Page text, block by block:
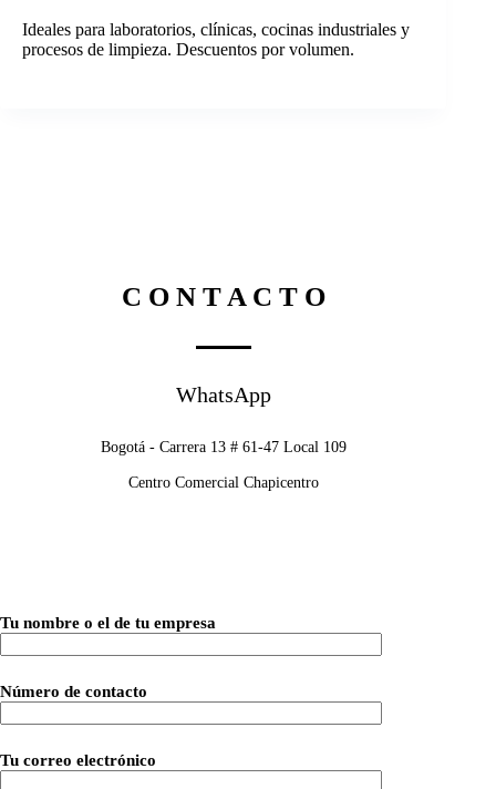
Ideales para laboratorios, clínicas, cocinas industriales y
procesos de limpieza. Descuentos por volumen.
C O N T A C T O
WhatsApp
Bogotá - Carrera 13 # 61-47 Local 109
Centro Comercial Chapicentro
Tu nombre o el de tu empresa
Número de contacto
Tu correo electrónico